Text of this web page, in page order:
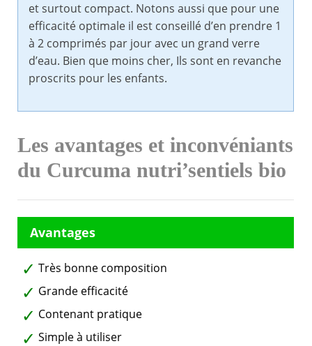
et surtout compact. Notons aussi que pour une
efficacité optimale il est conseillé d’en prendre 1
à 2 comprimés par jour avec un grand verre
d’eau. Bien que moins cher, Ils sont en revanche
proscrits pour les enfants.
Les avantages et inconvéniants
du Curcuma nutri’sentiels bio
Très bonne composition
Grande efficacité
Contenant pratique
Simple à utiliser